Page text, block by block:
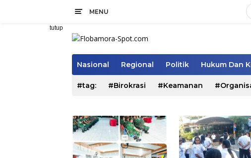
MENU
tutup
Nasional Regional Politik Hukum Dan
#tag: #Birokrasi #Keamanan